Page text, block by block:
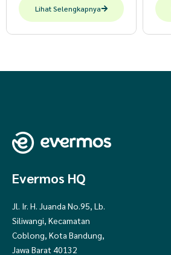
Lihat Selengkapnya
Evermos HQ
Jl. Ir. H. Juanda No.95, Lb.
Siliwangi, Kecamatan
Coblong, Kota Bandung,
Jawa Barat 40132